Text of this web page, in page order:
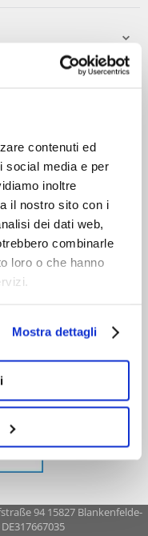
contenuti ed
social media e per
inoltre
il nostro sito con i
dei dati web,
combinarle
loro o che hanno
Mostra dettagli
94 15827 Blankenfelde-